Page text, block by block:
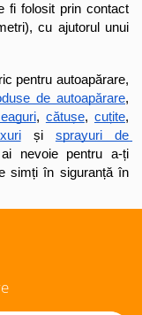
fi folosit prin contact
cu ajutorul unui
pentru autoapărare,
de autoapărare,
, cătușe, cuțite
și sprayuri de
nevoie pentru a-ți
simți în siguranță în